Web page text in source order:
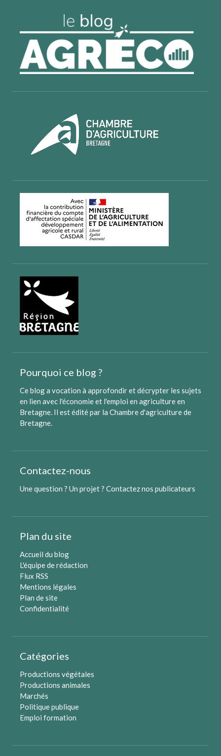
Pourquoi ce blog ?
Ce blog a vocation à approfondir et décrypter les sujets
en lien avec l'économie et l'emploi en agriculture en
Bretagne. Il est édité par la Chambre d'agriculture de
Bretagne.
Contactez-nous
Une question ? Un projet ? Contactez nos publicateurs
Plan du site
Accueil du blog
L'équipe de rédaction
Flux RSS
Mentions légales
Plan de site
Confidentialité
Catégories
Productions végétales
Productions animales
Marchés
Politique publique
Emploi formation